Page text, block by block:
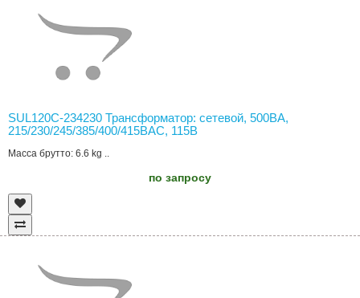
SUL120C-234230 Трансформатор: сетевой, 500ВА,
215/230/245/385/400/415ВAC, 115В
Масса брутто: 6.6 kg ..
по запросу